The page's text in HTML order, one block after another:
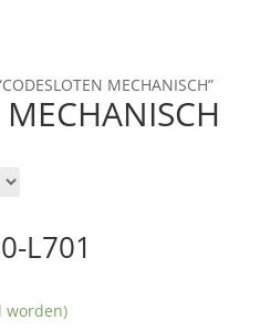
MECHANISCH”
L701
worden)